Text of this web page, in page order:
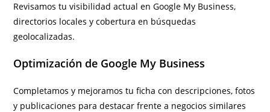
Revisamos tu visibilidad actual en Google My Business,
directorios locales y cobertura en búsquedas
geolocalizadas.
Optimización de Google My Business
Completamos y mejoramos tu ficha con descripciones, fotos
y publicaciones para destacar frente a negocios similares